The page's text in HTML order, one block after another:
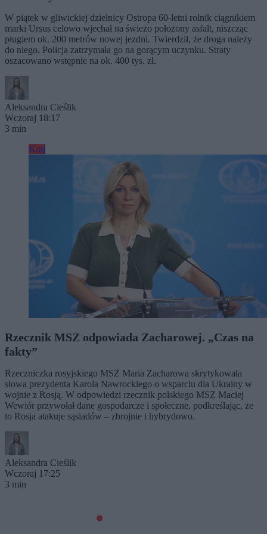
W piątek w gliwickiej dzielnicy Ostropa 60-letni rolnik ciągnikiem
marki Ursus celowo wjechał na świeżo położony asfalt, niszcząc
pługiem ok. 200 metrów nowej jezdni. Twierdził, że droga należy
do niego. Policja zatrzymała go na gorącym uczynku. Straty
oszacowano wstępnie na ok. 400 tys. zł.
Aleksandra Cieślik
Wczoraj 18:17
3 min
Kraj
Rzecznik MSZ odpowiada Zacharowej. „Czas na
fakty”
Rzeczniczka rosyjskiego MSZ Maria Zacharowa skrytykowała
słowa prezydenta Karola Nawrockiego o wsparciu dla Ukrainy w
wojnie z Rosją. W odpowiedzi rzecznik polskiego MSZ Maciej
Wewiór przywołał dane gospodarcze i społeczne, podkreślając, że
to Rosja atakuje sąsiadów – zbrojnie i hybrydowo.
Aleksandra Cieślik
Wczoraj 17:25
3 min